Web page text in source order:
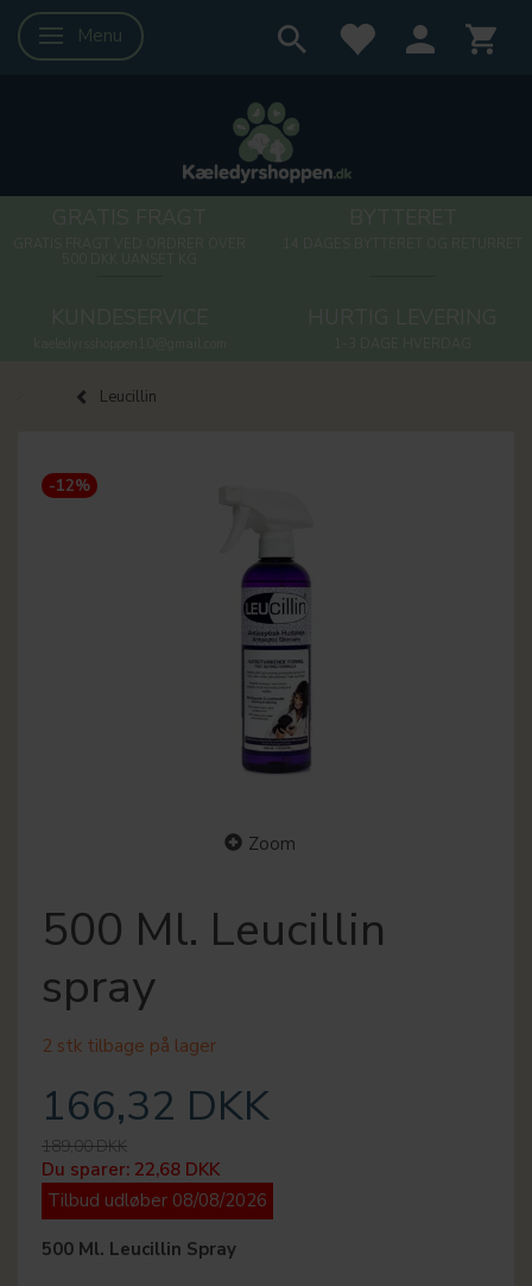
Skifte navigation
Menu
Leucillin
-12%
Zoom
500 Ml. Leucillin
spray
2 stk tilbage på lager
166,32 DKK
189,00 DKK
Du sparer: 22,68 DKK
Tilbud udløber 08/08/2026
500 Ml. Leucillin Spray